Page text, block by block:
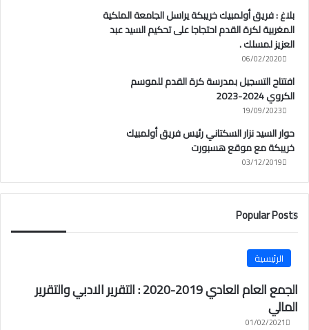
بلاغ : فريق أولمبيك خريبكة يراسل الجامعة الملكية
المغربية لكرة القدم احتجاجا على تحكيم السيد عبد
العزيز لمسلك .
06/02/2020
افتتاح التسجيل بمدرسة كرة القدم للموسم
الكروي 2024-2023
19/09/2023
حوار السيد نزار السكتاني رئيس فريق أولمبيك
خريبكة مع موقع هسبورت
03/12/2019
Popular Posts
الرئيسية
الجمع العام العادي 2019-2020 : التقرير الادبي والتقرير
المالي
01/02/2021